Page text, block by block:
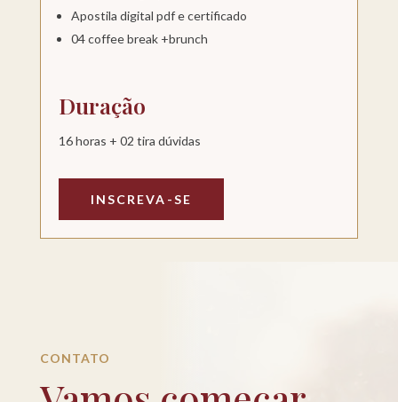
Apostila digital pdf e certificado
04 coffee break +brunch
Duração
16 horas + 02 tira dúvidas
INSCREVA-SE
CONTATO